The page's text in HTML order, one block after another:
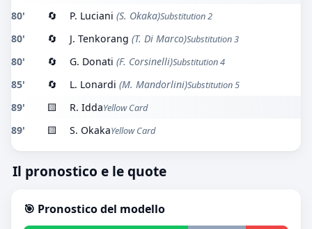
80' 🔄 P. Luciani (S. Okaka)Substitution 2
80' 🔄 J. Tenkorang (T. Di Marco)Substitution 3
80' 🔄 G. Donati (F. Corsinelli)Substitution 4
85' 🔄 L. Lonardi (M. Mandorlini)Substitution 5
89' 🟨 R. IddaYellow Card
89' 🟨 S. OkakaYellow Card
Il pronostico e le quote
🎯 Pronostico del modello